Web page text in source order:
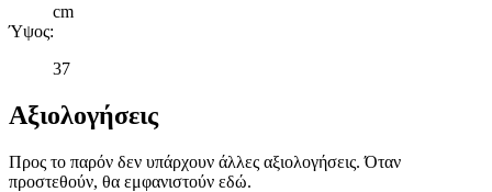
cm
Ύψος:
37
Αξιολογήσεις
Προς το παρόν δεν υπάρχουν άλλες αξιολογήσεις. Όταν
προστεθούν, θα εμφανιστούν εδώ.